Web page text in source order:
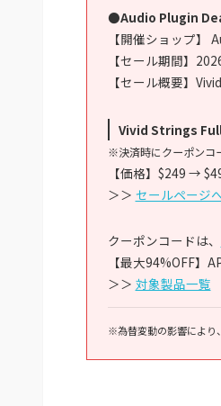
●Audio Plugin
【開催ショップ】
【セール期間】
【セール概要】
Vivid Strings
※決済時にクーポンコ
【価格】$249 →
＞＞ セールページ
クーポンコードは、
【最大94%OFF】
＞＞ 対象製品一覧
※為替変動の影響により